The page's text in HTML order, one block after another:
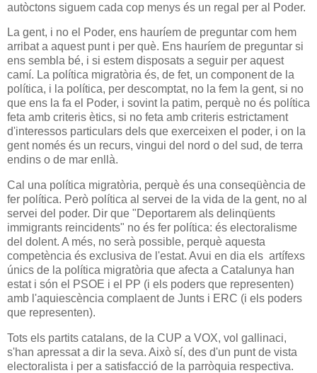
autòctons siguem cada cop menys és un regal per al Poder.
La gent, i no el Poder, ens hauríem de preguntar com hem
arribat a aquest punt i per què. Ens hauríem de preguntar si
ens sembla bé, i si estem disposats a seguir per aquest
camí. La política migratòria és, de fet, un component de la
política, i la política, per descomptat, no la fem la gent, si no
que ens la fa el Poder, i sovint la patim, perquè no és política
feta amb criteris ètics, si no feta amb criteris estrictament
d'interessos particulars dels que exerceixen el poder, i on la
gent només és un recurs, vingui del nord o del sud, de terra
endins o de mar enllà.
Cal una política migratòria, perquè és una conseqüència de
fer política. Però política al servei de la vida de la gent, no al
servei del poder. Dir que "Deportarem als delinqüents
immigrants reincidents" no és fer política: és electoralisme
del dolent. A més, no serà possible, perquè aquesta
competència és exclusiva de l'estat. Avui en dia els artífexs
únics de la política migratòria que afecta a Catalunya han
estat i són el PSOE i el PP (i els poders que representen)
amb l'aquiescència complaent de Junts i ERC (i els poders
que representen).
Tots els partits catalans, de la CUP a VOX, vol gallinaci,
s'han apressat a dir la seva. Això sí, des d'un punt de vista
electoralista i per a satisfacció de la parròquia respectiva.